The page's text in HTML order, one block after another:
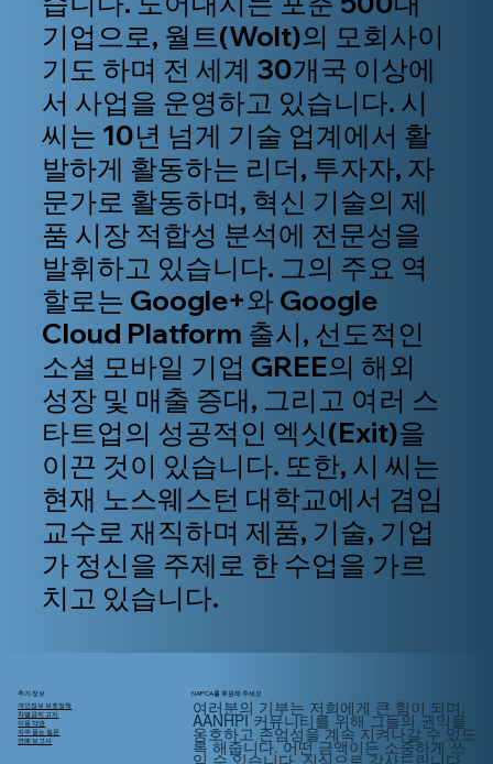
기업으로, 월트(Wolt)의 모회사이
기도 하며 전 세계 30개국 이상에
서 사업을 운영하고 있습니다. 시
씨는 10년 넘게 기술 업계에서 활
발하게 활동하는 리더, 투자자, 자
문가로 활동하며, 혁신 기술의 제
품 시장 적합성 분석에 전문성을
발휘하고 있습니다. 그의 주요 역
할로는 Google+와 Google
Cloud Platform 출시, 선도적인
소셜 모바일 기업 GREE의 해외
성장 및 매출 증대, 그리고 여러 스
타트업의 성공적인 엑싯(Exit)을
이끈 것이 있습니다. 또한, 시 씨는
현재 노스웨스턴 대학교에서 겸임
교수로 재직하며 제품, 기술, 기업
가 정신을 주제로 한 수업을 가르
치고 있습니다.
추가 정보
개인정보 보호정책
차별금지 고지
이용 약관
자주 묻는 질문
연례 보고서
NAPCA를 후원해 주세요
여러분의 기부는 저희에게 큰 힘이 되며,
AANHPI 커뮤니티를 위해그들의 권익을
옹호하고 존엄성을 계속 지켜나갈 수 있도
록 해줍니다. 어떤 금액이든 소중하게 쓰
일 수 있습니다. 진심으로 감사드립니다.